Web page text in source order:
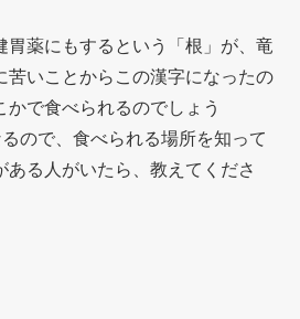
胃薬にもするという「根」が、竜
苦いことからこの漢字になったの
で食べられるのでしょう
で、食べられる場所を知って
ある人がいたら、教えてくださ